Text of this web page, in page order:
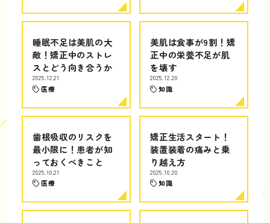
睡眠不足は美肌の大
敵！矯正中のストレ
スとどう向き合うか
2025.12.21
医療
美肌は食事が9割！矯
正中の栄養不足が肌
を壊す
2025.12.20
知識
歯根吸収のリスクを
最小限に！患者が知
っておくべきこと
2025.10.21
医療
矯正生活スタート！
装置装着の痛みと乗
り越え方
2025.10.20
知識